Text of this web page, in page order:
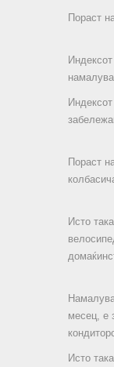
Пораст
Пораст
Исто
месец, е
Исто